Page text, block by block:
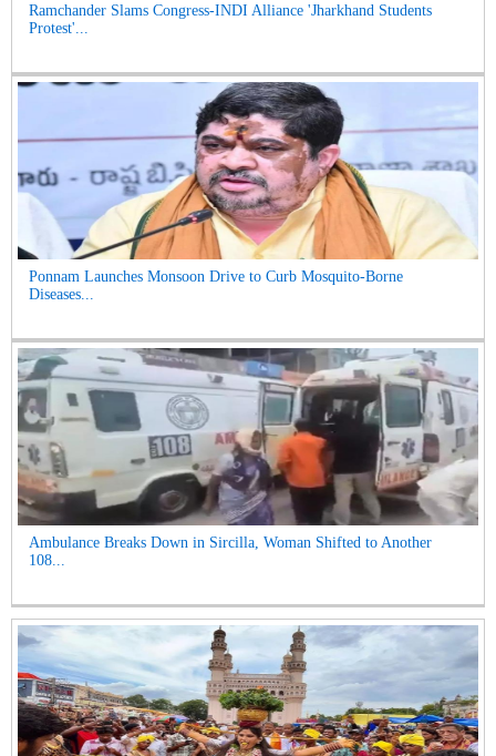
Ramchander Slams Congress-INDI Alliance 'Jharkhand Students
Protest'...
Ponnam Launches Monsoon Drive to Curb Mosquito-Borne
Diseases...
Ambulance Breaks Down in Sircilla, Woman Shifted to Another
108...